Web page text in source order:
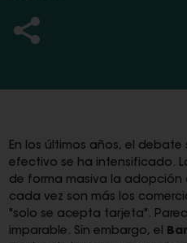
En los últimos años, el
efectivo se ha intensificado.
de forma masiva la adopción
cada vez son más los
"solo se acepta tarjeta".
imparable. Sin embargo, el